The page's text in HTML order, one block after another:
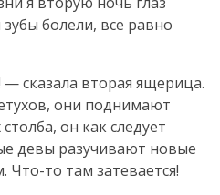
болели, все равно
— сказала вторая ящерица.
они поднимают
он как следует
девы разучивают новые
Что-то там затевается!